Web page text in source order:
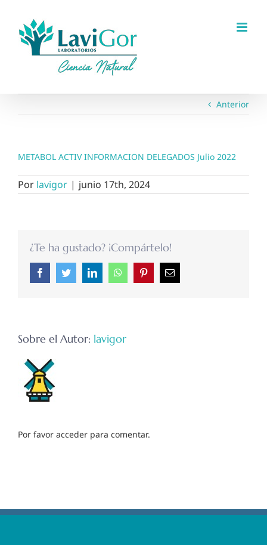
contenido
Anterior
METABOL ACTIV INFORMACION DELEGADOS Julio 2022
Por lavigor | junio 17th, 2024
¿Te ha gustado? ¡Compártelo!
FacebookTwitterLinkedInWhatsAppPinterestCorreo
electrónico
Sobre el Autor: lavigor
Por favor acceder para comentar.